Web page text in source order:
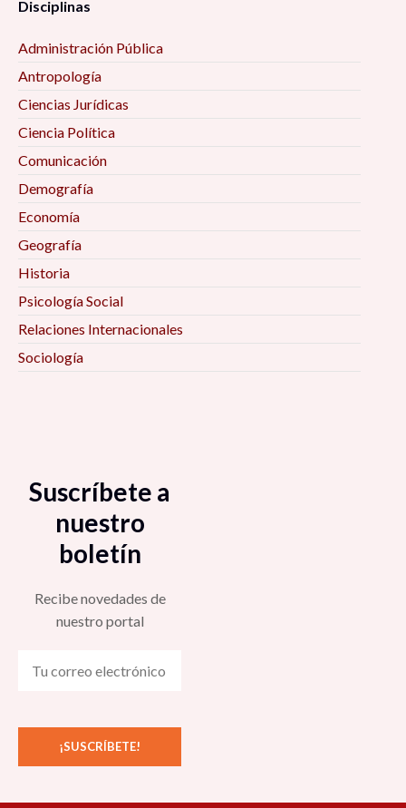
Disciplinas
Administración Pública
Antropología
Ciencias Jurídicas
Ciencia Política
Comunicación
Demografía
Economía
Geografía
Historia
Psicología Social
Relaciones Internacionales
Sociología
Suscríbete a
nuestro
boletín
Recibe novedades de
nuestro portal